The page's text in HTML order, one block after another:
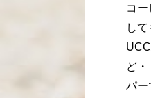
コ
して
ど
パー